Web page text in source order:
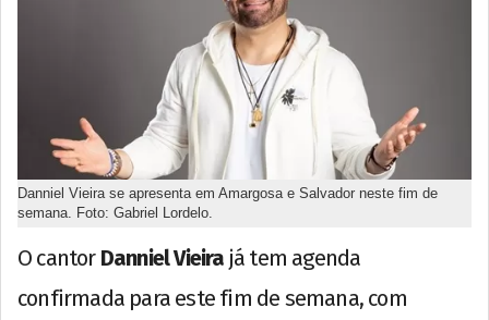
Danniel Vieira se apresenta em Amargosa e Salvador neste fim de
semana. Foto: Gabriel Lordelo.
O cantor Danniel Vieira já tem agenda
confirmada para este fim de semana, com